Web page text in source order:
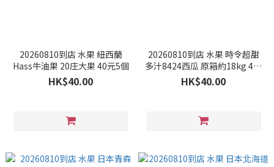
20260810到店 水果 紐西蘭
Hass牛油果 20庄大果 40元5個
HK$40.00
20260810到店 水果 時令超甜
多汁8424西瓜 原箱約18kg 4個
裝 40元1個
HK$40.00